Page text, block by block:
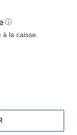
ⓘ
la caisse.